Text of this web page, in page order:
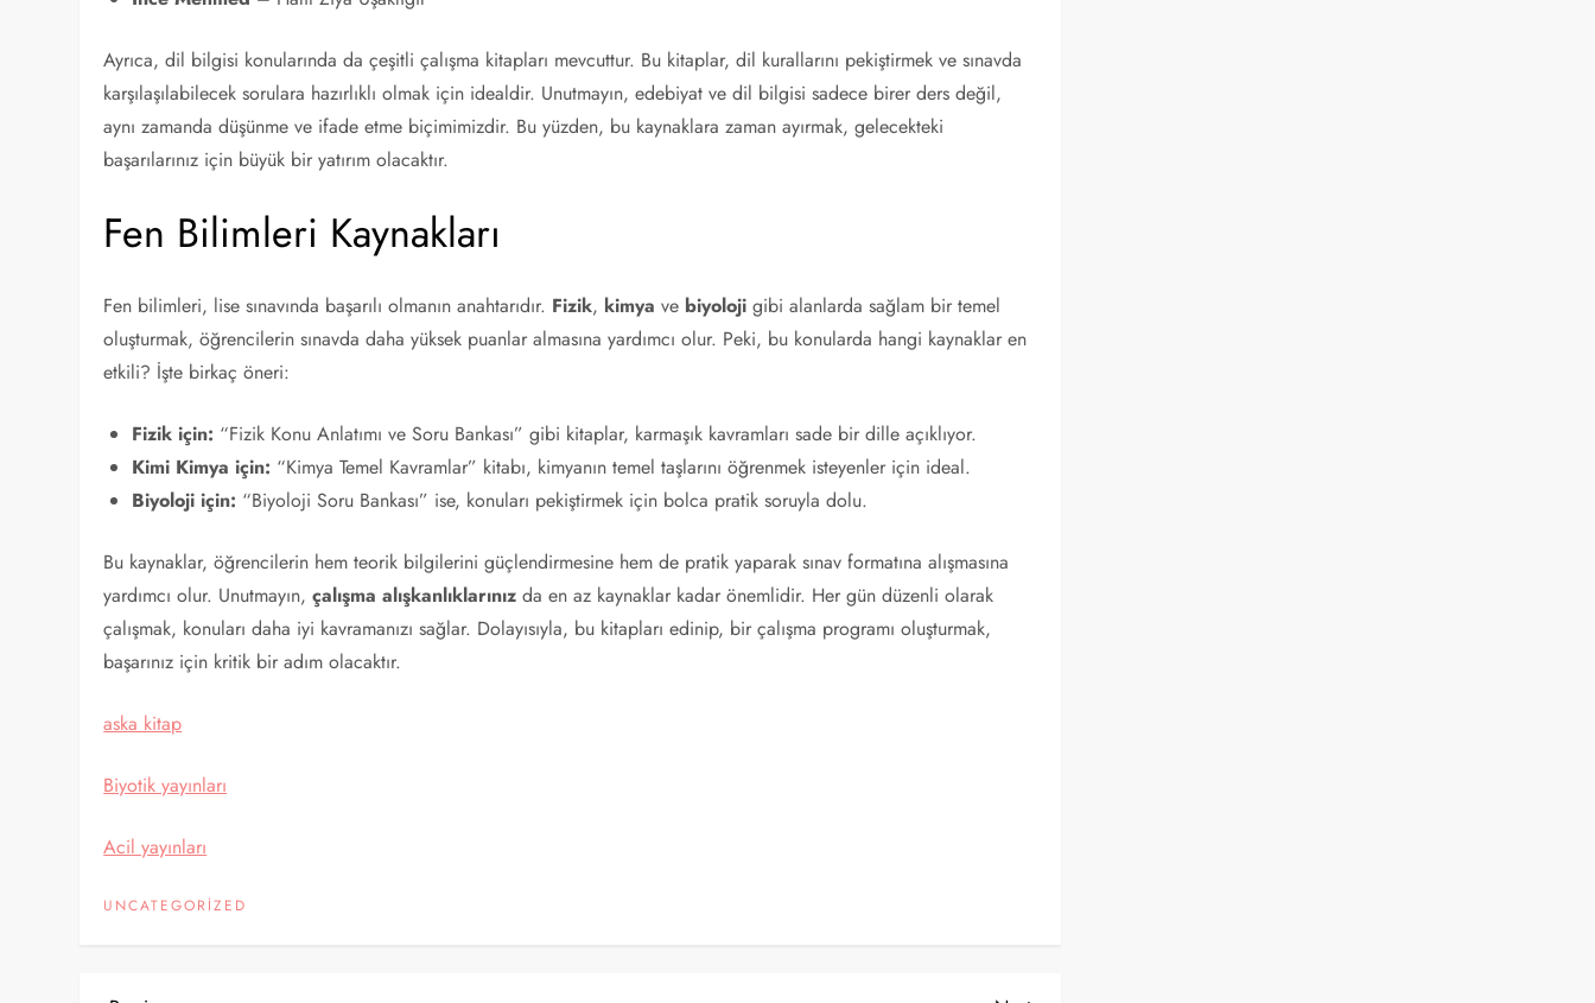
Ayrıca, dil bilgisi konularında da çeşitli çalışma kitapları mevcuttur. Bu kitaplar, dil kurallarını pekiştirmek ve sınavda
karşılaşılabilecek sorulara hazırlıklı olmak için idealdir. Unutmayın, edebiyat ve dil bilgisi sadece birer ders değil,
aynı zamanda düşünme ve ifade etme biçimimizdir. Bu yüzden, bu kaynaklara zaman ayırmak, gelecekteki
başarılarınız için büyük bir yatırım olacaktır.
Fen Bilimleri Kaynakları
Fen bilimleri, lise sınavında başarılı olmanın anahtarıdır. Fizik, kimya ve biyoloji gibi alanlarda sağlam bir temel
oluşturmak, öğrencilerin sınavda daha yüksek puanlar almasına yardımcı olur. Peki, bu konularda hangi kaynaklar en
etkili? İşte birkaç öneri:
Fizik için: “Fizik Konu Anlatımı ve Soru Bankası” gibi kitaplar, karmaşık kavramları sade bir dille açıklıyor.
Kimi Kimya için: “Kimya Temel Kavramlar” kitabı, kimyanın temel taşlarını öğrenmek isteyenler için ideal.
Biyoloji için: “Biyoloji Soru Bankası” ise, konuları pekiştirmek için bolca pratik soruyla dolu.
Bu kaynaklar, öğrencilerin hem teorik bilgilerini güçlendirmesine hem de pratik yaparak sınav formatına alışmasına
yardımcı olur. Unutmayın,çalışma alışkanlıklarınız da en az kaynaklar kadar önemlidir. Her gün düzenli olarak
çalışmak, konuları daha iyi kavramanızı sağlar. Dolayısıyla, bu kitapları edinip, bir çalışma programı oluşturmak,
başarınız için kritik bir adım olacaktır.
aska kitap
Biyotik yayınları
Acil yayınları
UNCATEGORIZED